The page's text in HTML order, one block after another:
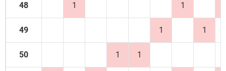
48 1 1
49 1 1
50 1 1